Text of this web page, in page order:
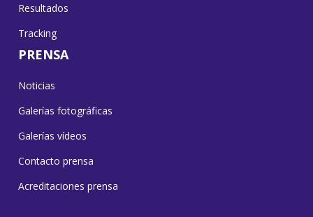
Resultados
Tracking
PRENSA
Noticias
Galerías fotográficas
Galerías vídeos
Contacto prensa
Acreditaciones prensa